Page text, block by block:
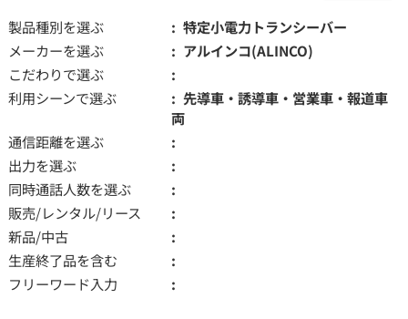
製品種別を選ぶ
特定小電力トランシーバー
メーカーを選ぶ
アルインコ(ALINCO)
こだわりで選ぶ
利用シーンで選ぶ
先導車・誘導車・営業車・報道車
両
通信距離を選ぶ
出力を選ぶ
同時通話人数を選ぶ
販売/レンタル/リース
新品/中古
生産終了品を含む
フリーワード入力